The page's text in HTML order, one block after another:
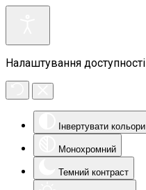
Налаштування доступності
Інвертувати кольори
Монохромний
Темний контраст